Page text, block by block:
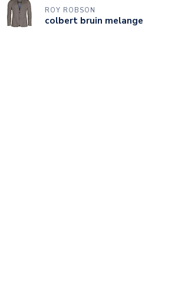
ROY ROBSON
colbert bruin melange